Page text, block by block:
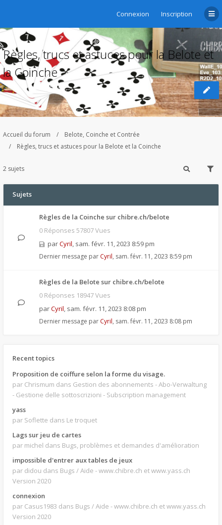
Connexion Inscription
Règles, trucs et astuces pour la Belote et
la Coinche
Accueil du forum
Belote, Coinche et Contrée
Règles, trucs et astuces pour la Belote et la Coinche
2 sujets
Sujets
Règles de la Coinche sur chibre.ch/belote
0 Réponses 57807 Vues
parCyril, sam. févr. 11, 2023 8:59 pm
Dernier message par Cyril, sam. févr. 11, 2023 8:59 pm
Règles de la Belote sur chibre.ch/belote
0 Réponses 18947 Vues
parCyril, sam. févr. 11, 2023 8:08 pm
Dernier message par Cyril, sam. févr. 11, 2023 8:08 pm
Recent topics
Proposition de coiffure selon la forme du visage.
par Chrismum dans Gestion des abonnements - Abo-Verwaltung
- Gestione delle sottoscrizioni - Subscription management
yass
par Soflette dans Le troquet
Lags sur jeu de cartes
par michel dans Bugs, problèmes et demandes d'amélioration
impossible d'entrer aux tables de jeux
par didou dans Bugs / Aide - www.chibre.ch et www.yass.ch
Version 2020
connexion
par Casus1983 dans Bugs / Aide - www.chibre.ch et www.yass.ch
Version 2020